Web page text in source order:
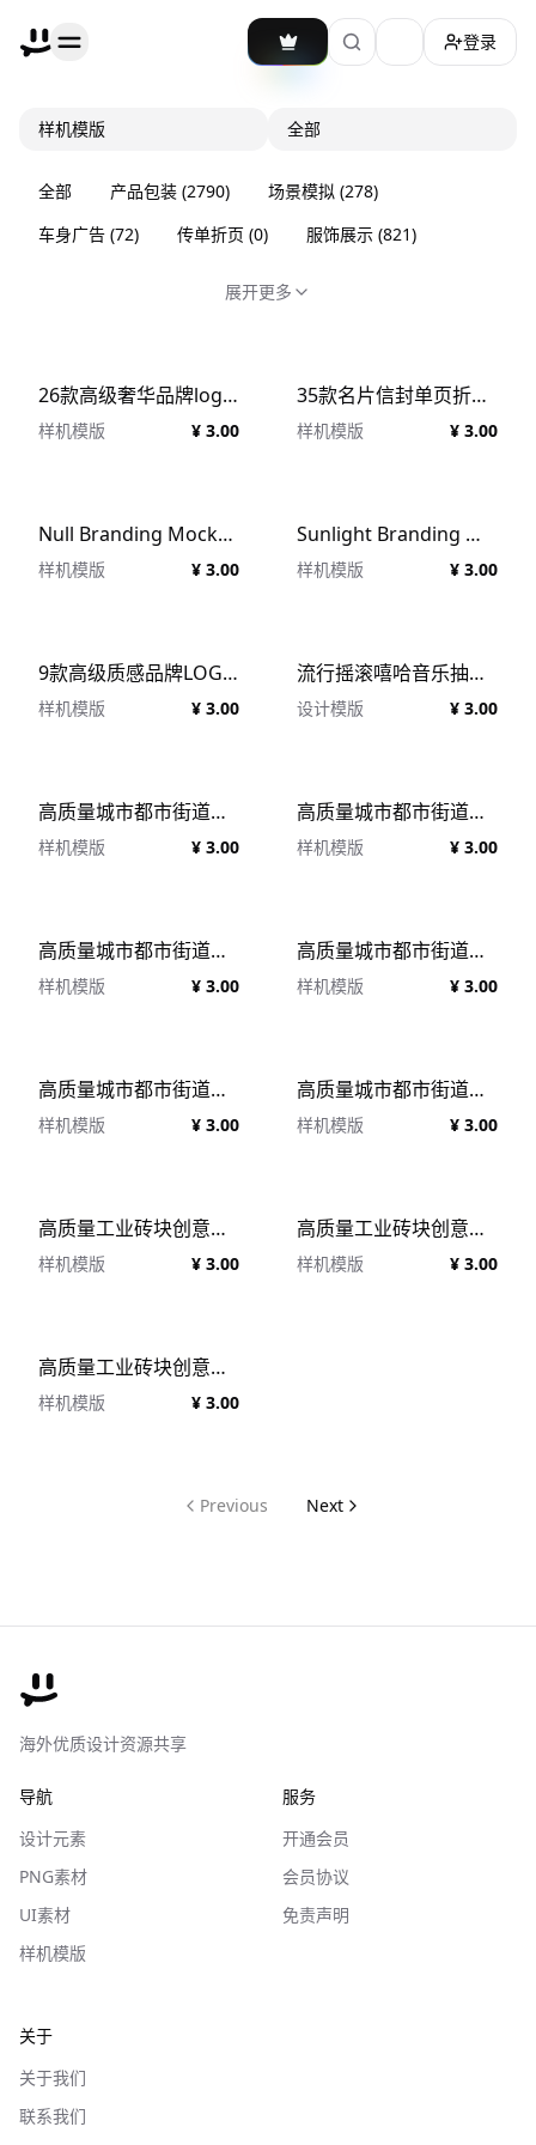
加载主题切换
登录
样机模版 全部
全部 产品包装 (2790) 场景模拟 (278)
车身广告 (72) 传单折页 (0) 服饰展示 (821)
展开更多
26款高级奢华品牌logo设计名片海报吊牌MacBook电脑iPad展示贴图psd样机模板 Velvetty Branding Mockups Kit
样机模版 ¥ 3.00
35款名片信封单页折页海报品牌Vi设计贴图Ps样机素材场景展示效果 Raw Branding Mockups / Batch 00003
样机模版 ¥ 3.00
Null Branding Mockups Kit 20款极简iPad海报包装手提袋胶带名片记事本VI设计作品贴图PSD样机
样机模版 ¥ 3.00
Sunlight Branding Mockups 24款质感名片信纸徽章折页文具品牌VI应用设计作品贴图ps样机素材
样机模版 ¥ 3.00
9款高级质感品牌LOGO设计信封名片信纸手提袋展示贴图PSD样机模板素材 Brown Branding Mockup Set
样机模版 ¥ 3.00
流行摇滚嘻哈音乐抽象风格CD专辑封面包装PSD设计模板 Album Cover Templates – 10 Pieces
设计模版 ¥ 3.00
高质量城市都市街道店铺招牌广告牌设计贴图展示样机模板 TM-SIGN-006
样机模版 ¥ 3.00
高质量城市都市街道店铺招牌广告牌设计贴图展示样机模板 TM-SIGN-004
样机模版 ¥ 3.00
高质量城市都市街道店铺招牌旗帜广告牌设计贴图展示样机模板 TM-SF-SIGN-024
样机模版 ¥ 3.00
高质量城市都市街道店铺招牌旗帜广告牌设计贴图展示样机模板 TM-SF-SIGN-004
样机模版 ¥ 3.00
高质量城市都市街道店铺招牌旗帜广告牌设计贴图展示样机模板 TM-SF-SIGN-002
样机模版 ¥ 3.00
高质量城市都市街道店铺招牌A字广告牌设计贴图展示样机模板 TM-SF-SIGN-001
样机模版 ¥ 3.00
高质量工业砖块创意场景包裹文件信封品牌设计提案展示样机模板 Envelope EV-BRK-04
样机模版 ¥ 3.00
高质量工业砖块创意场景包裹文件信封品牌设计提案展示样机模板 Envelope EV-BRK-01
样机模版 ¥ 3.00
高质量工业砖块创意场景卡片贺卡品牌设计提案展示样机模板 Card CD-BRK-01
样机模版 ¥ 3.00
Previous Next
海外优质设计资源共享
导航
设计元素
PNG素材
UI素材
样机模版
服务
开通会员
会员协议
免责声明
关于
关于我们
联系我们